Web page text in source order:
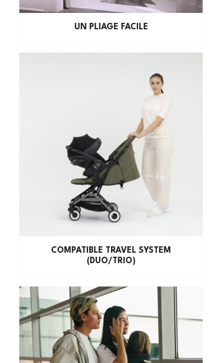
UN PLIAGE FACILE
COMPATIBLE TRAVEL SYSTEM
(DUO/TRIO)